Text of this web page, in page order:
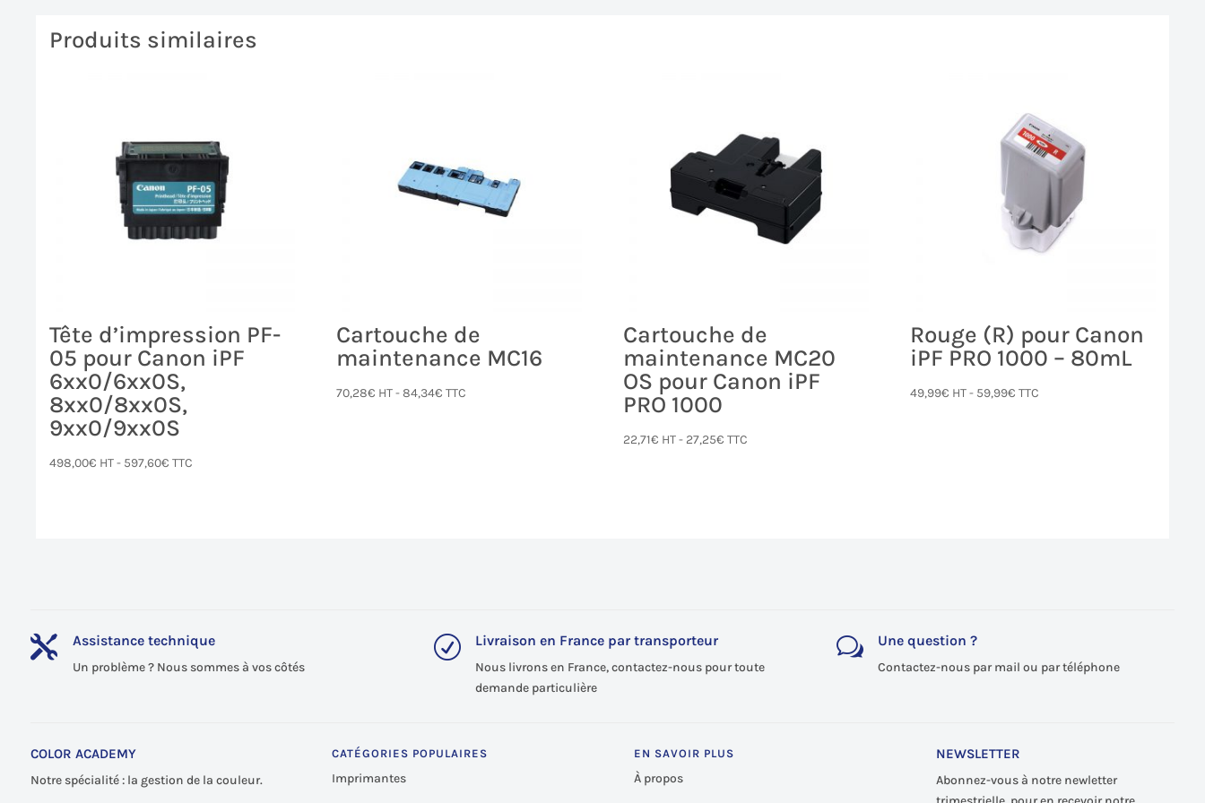
Produits similaires
Tête d’impression PF-
05 pour Canon iPF
6xx0/6xx0S,
8xx0/8xx0S,
9xx0/9xx0S
498,00€ HT - 597,60€ TTC
Cartouche de
maintenance MC16
70,28€ HT -84,34€ TTC
Cartouche de
maintenance MC20
OS pour Canon iPF
PRO 1000
22,71€ HT - 27,25€ TTC
Rouge (R) pour Canon
iPF PRO 1000 – 80mL
49,99€ HT - 59,99€ TTC
 Assistance technique
Un problème ? Nous sommes à vos côtés
R Livraison en France par transporteur
Nous livrons en France, contactez-nous pour toute
demande particulière
w Une question ?
Contactez-nous par mail ou par téléphone
COLOR ACADEMY
Notre spécialité : la gestion de la couleur.
CATÉGORIES POPULAIRES
Imprimantes
EN SAVOIR PLUS
À propos
NEWSLETTER
Abonnez-vous à notre newletter